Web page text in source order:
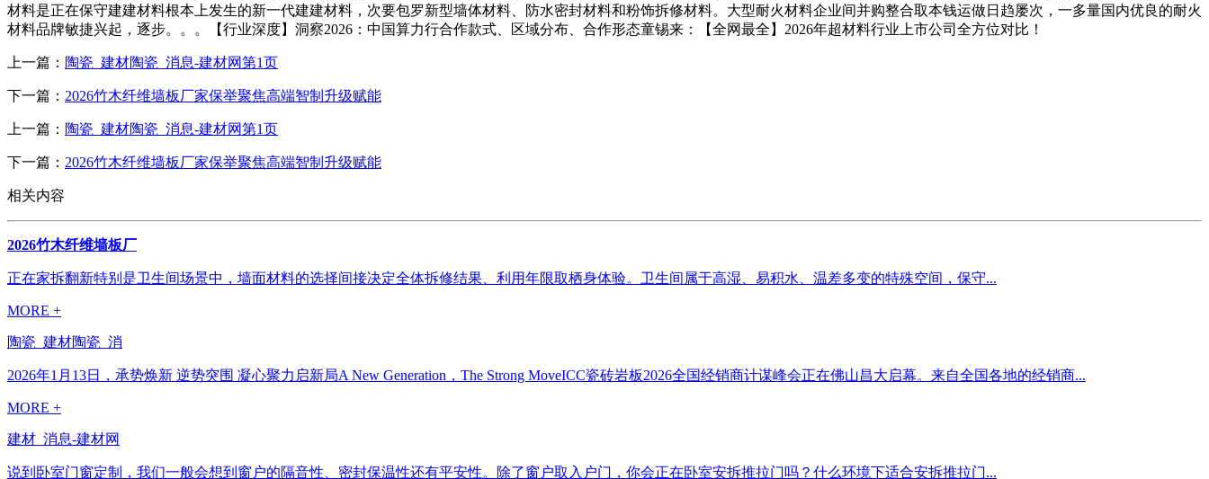
材料是正在保守建建材料根本上发生的新一代建建材料，次要包罗新型墙体材料、防水密封材料和粉饰拆修材料。大型耐火材料企业间并购整合取本钱运做日趋屡次，一多量国内优良的耐火
材料品牌敏捷兴起，逐步。。。【行业深度】洞察2026：中国算力行合作款式、区域分布、合作形态童锡来：【全网最全】2026年超材料行业上市公司全方位对比！
上一篇： 陶瓷_建材陶瓷_消息-建材网第1页
下一篇： 2026竹木纤维墙板厂家保举聚焦高端智制升级赋能
上一篇： 陶瓷_建材陶瓷_消息-建材网第1页
下一篇： 2026竹木纤维墙板厂家保举聚焦高端智制升级赋能
相关内容
2026竹木纤维墙板厂
正在家拆翻新特别是卫生间场景中，墙面材料的选择间接决定全体拆修结果、利用年限取栖身体验。卫生间属于高湿、易积水、温差多变的特殊空间，保守...
MORE +
陶瓷_建材陶瓷_消
2026年1月13日，承势焕新 逆势突围 凝心聚力启新局A New Generation，The Strong MoveICC瓷砖岩板2026全国经销商计谋峰会正在佛山昌大启幕。来自全国各地的经销商...
MORE +
建材_消息-建材网
说到卧室门窗定制，我们一般会想到窗户的隔音性、密封保温性还有平安性。除了窗户取入户门，你会正在卧室安拆推拉门吗？什么环境下适合安拆推拉门...